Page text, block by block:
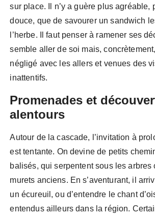
sur place. Il n’y a guère plus agréable,
douce, que de savourer un sandwich
l’herbe. Il faut penser à ramener ses
semble aller de soi mais,
négligé avec les allers et venues des
inattentifs.
Promenades et
alentours
Autour de la cascade, l’invitation à
est tentante. On devine de petits
balisés, qui serpentent sous les arbres
murets anciens. En s’aventurant, il
un écureuil, ou d’entendre le chant
entendus ailleurs dans la région.